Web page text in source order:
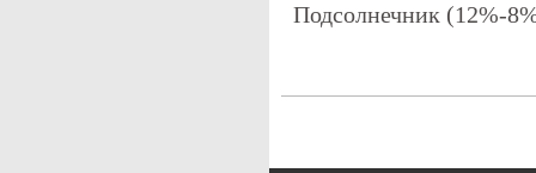
Подсолнечник (12%-